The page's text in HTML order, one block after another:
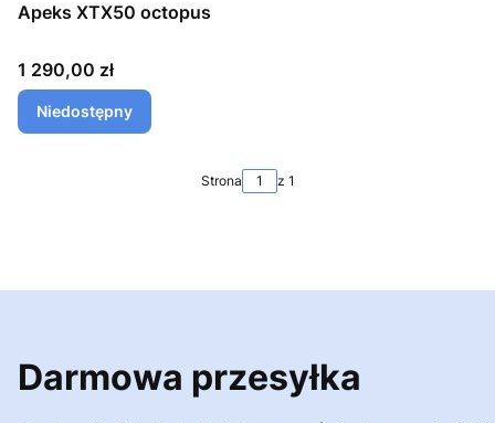
Apeks XTX50 octopus
Cena
1 290,00 zł
Niedostępny
Strona z 1
Darmowa przesyłka